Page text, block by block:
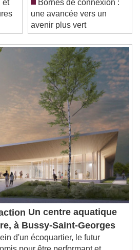
behind liveLIVE
off
, selected
, opens subtitles
, selected
Fullscreen
et
Bornes de connexion :
une avancée vers un
avenir plus vert
Un centre aquatique
à Bussy-Saint-Georges
d'un écoquartier, le futur